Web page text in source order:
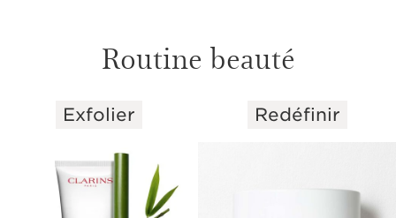
Routine beauté
ALLER AU CONTENU
Exfolier Redéfinir